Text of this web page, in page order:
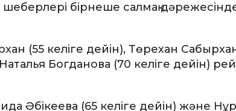
шеберлері бірнеше салмақ
(55 келіге дейін), Төрехан
Богданова (70 келіге дейін)
Әбікеева (65 келіге дейін) және